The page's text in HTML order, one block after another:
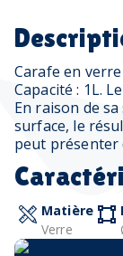
Carafe en
Capacité : 1L.
En raison de
surface, le
peut présenter
Matière
Verre